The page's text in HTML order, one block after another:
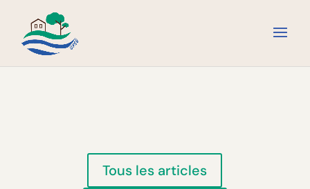
Tous les articles